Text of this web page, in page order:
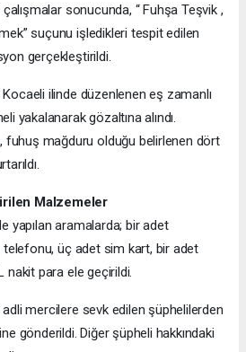
sonucunda, “ Fuhşa Teşvik ,
suçunu işledikleri tespit edilen
gerçekleştirildi.
ilinde düzenlenen eş zamanlı
yakalanarak gözaltına alındı.
fuhuş mağduru olduğu belirlenen dört
Malzemeler
yapılan aramalarda; bir adet
üç adet sim kart, bir adet
nakit para ele geçirildi.
mercilere sevk edilen şüphelilerden
gönderildi. Diğer şüpheli hakkındaki